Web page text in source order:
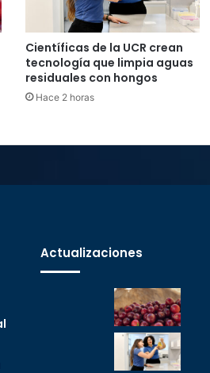
Científicas de la UCR crean
tecnología que limpia aguas
residuales con hongos
Hace 2 horas
Actualizaciones